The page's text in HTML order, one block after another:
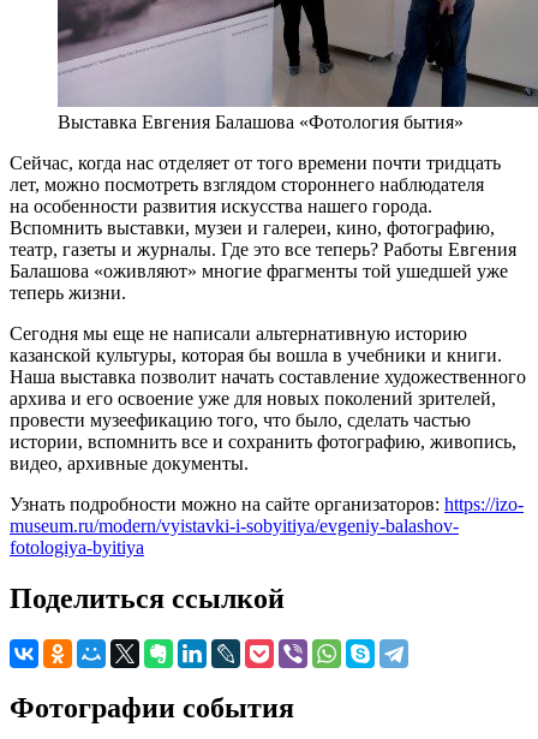
Выставка Евгения Балашова «Фотология бытия»
Сейчас, когда нас отделяет от того времени почти тридцать
лет, можно посмотреть взглядом стороннего наблюдателя
на особенности развития искусства нашего города.
Вспомнить выставки, музеи и галереи, кино, фотографию,
театр, газеты и журналы. Где это все теперь? Работы Евгения
Балашова «оживляют» многие фрагменты той ушедшей уже
теперь жизни.
Сегодня мы еще не написали альтернативную историю
казанской культуры, которая бы вошла в учебники и книги.
Наша выставка позволит начать составление художественного
архива и его освоение уже для новых поколений зрителей,
провести музеефикацию того, что было, сделать частью
истории, вспомнить все и сохранить фотографию, живопись,
видео, архивные документы.
Узнать подробности можно на сайте организаторов: https://izo-
museum.ru/modern/vyistavki-i-sobyitiya/evgeniy-balashov-
fotologiya-byitiya
Поделиться ссылкой
Фотографии события